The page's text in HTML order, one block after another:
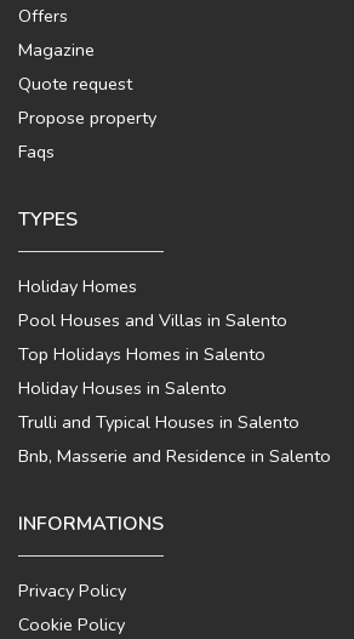
Offers
Magazine
Quote request
Propose property
Faqs
TYPES
Holiday Homes
Pool Houses and Villas in Salento
Top Holidays Homes in Salento
Holiday Houses in Salento
Trulli and Typical Houses in Salento
Bnb, Masserie and Residence in Salento
INFORMATIONS
Privacy Policy
Cookie Policy